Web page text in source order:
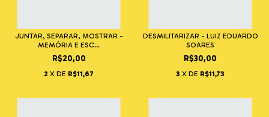
JUNTAR, SEPARAR, MOSTRAR -
MEMÓRIA E ESC...
R$20,00
2 X DE R$11,67
DESMILITARIZAR - LUIZ EDUARDO
SOARES
R$30,00
3 X DE R$11,73